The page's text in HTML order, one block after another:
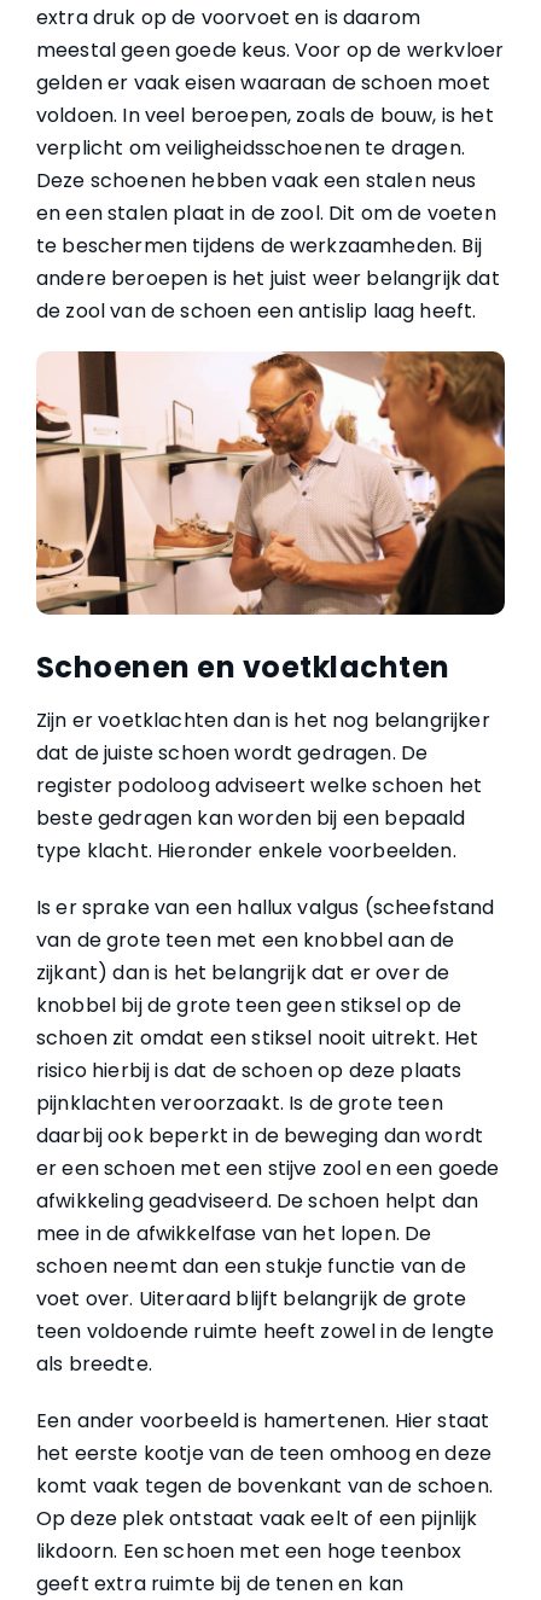
extra druk op de voorvoet en is daarom
meestal geen goede keus. Voor op de werkvloer
gelden er vaak eisen waaraan de schoen moet
voldoen. In veel beroepen, zoals de bouw, is het
verplicht om veiligheidsschoenen te dragen.
Deze schoenen hebben vaak een stalen neus
en een stalen plaat in de zool. Dit om de voeten
te beschermen tijdens de werkzaamheden. Bij
andere beroepen is het juist weer belangrijk dat
de zool van de schoen een antislip laag heeft.
Schoenen en voetklachten
Zijn er voetklachten dan is het nog belangrijker
dat de juiste schoen wordt gedragen. De
register podoloog adviseert welke schoen het
beste gedragen kan worden bij een bepaald
type klacht. Hieronder enkele voorbeelden.
Is er sprake van een hallux valgus (scheefstand
van de grote teen met een knobbel aan de
zijkant) dan is het belangrijk dat er over de
knobbel bij de grote teen geen stiksel op de
schoen zit omdat een stiksel nooit uitrekt. Het
risico hierbij is dat de schoen op deze plaats
pijnklachten veroorzaakt. Is de grote teen
daarbij ook beperkt in de beweging dan wordt
er een schoen met een stijve zool en een goede
afwikkeling geadviseerd. De schoen helpt dan
mee in de afwikkelfase van het lopen. De
schoen neemt dan een stukje functie van de
voet over. Uiteraard blijft belangrijk de grote
teen voldoende ruimte heeft zowel in de lengte
als breedte.
Een ander voorbeeld is hamertenen. Hier staat
het eerste kootje van de teen omhoog en deze
komt vaak tegen de bovenkant van de schoen.
Op deze plek ontstaat vaak eelt of een pijnlijk
likdoorn. Een schoen met een hoge teenbox
geeft extra ruimte bij de tenen en kan